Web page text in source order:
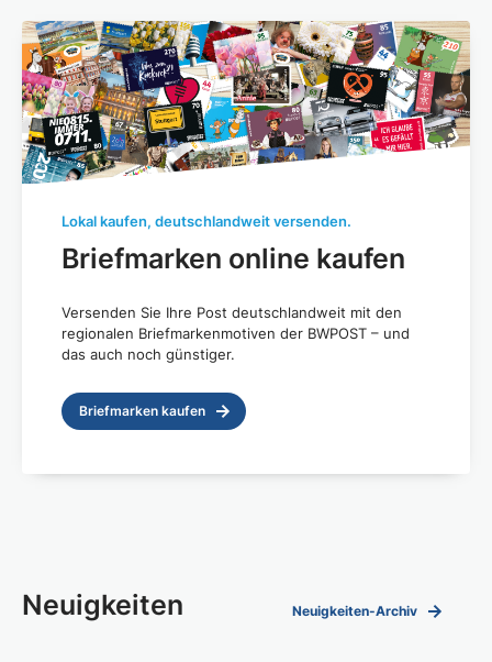
Lokal kaufen, deutschlandweit versenden.
Briefmarken online kaufen
Versenden Sie Ihre Post deutschlandweit mit den
regionalen Briefmarkenmotiven der BWPOST – und
das auch noch günstiger.
Briefmarken kaufen
Neuigkeiten Neuigkeiten-Archiv